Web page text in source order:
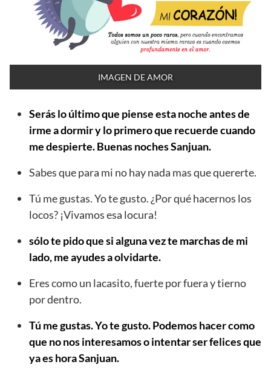
IMAGEN DE AMOR
Serás lo último que piense esta noche antes de
irme a dormir y lo primero que recuerde cuando
me despierte. Buenas noches Sanjuan.
Sabes que para mi no hay nada mas que quererte.
Tú me gustas. Yo te gusto. ¿Por qué hacernos los
locos? ¡Vivamos esa locura!
sólo te pido que si alguna vez te marchas de mi
lado, me ayudes a olvidarte.
Eres como un lacasito, fuerte por fuera y tierno
por dentro.
Tú me gustas. Yo te gusto. Podemos hacer como
que no nos interesamos o intentar ser felices que
ya es hora Sanjuan.